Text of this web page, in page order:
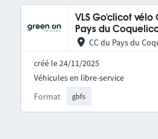
VLS Go'clicot vélo
Pays du
CC du Pays du
créé le 24/11/2025
Format gbfs
Véhicules en libre-service